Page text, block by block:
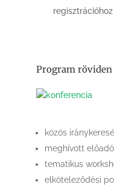
Program röviden
közös
meghívott előadó
tematikus
elköteleződési